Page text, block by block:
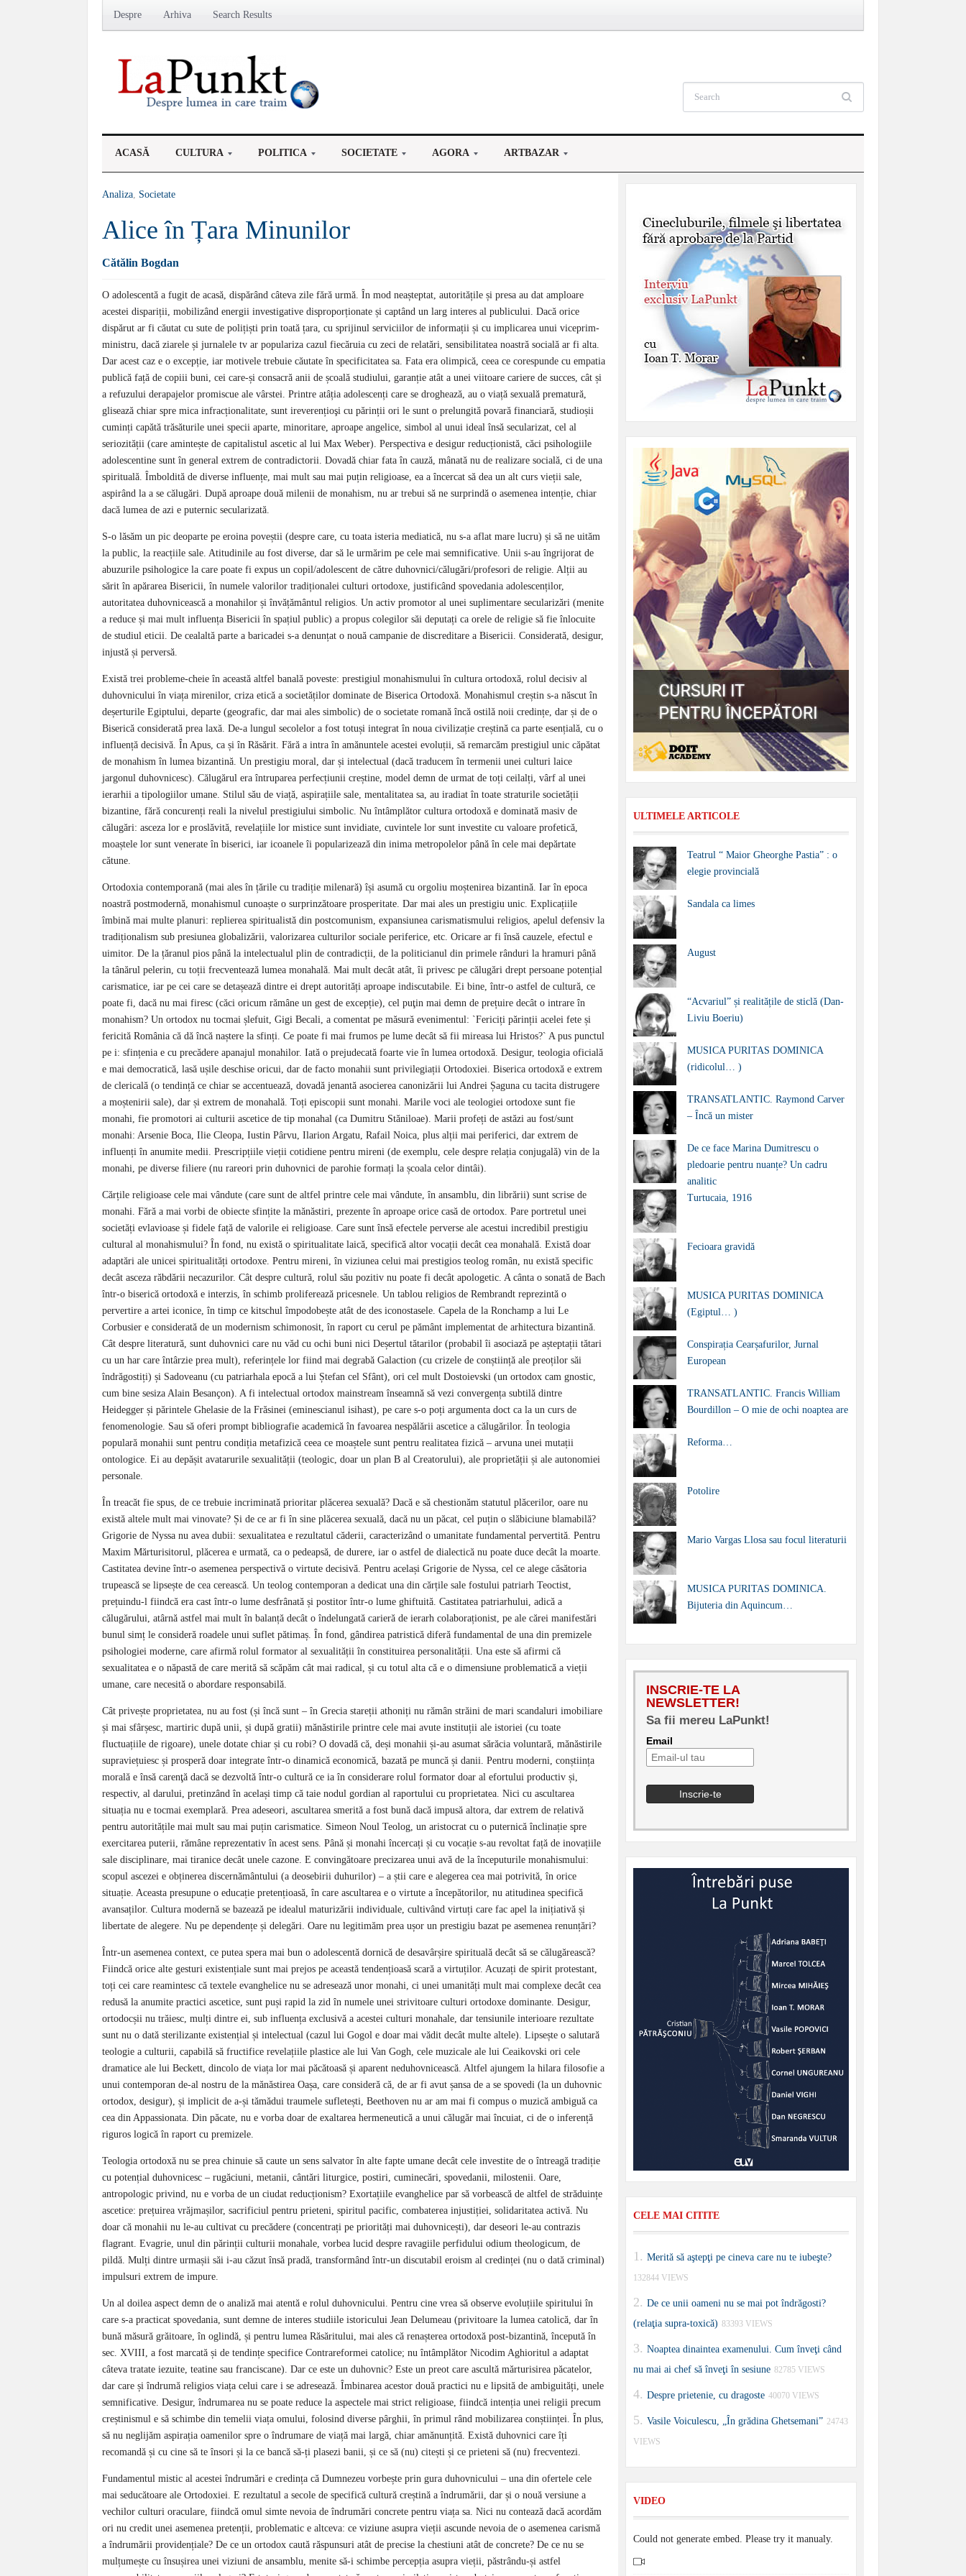
Despre Arhiva Search Results
ACASĂ CULTURA POLITICA SOCIETATE AGORA ARTBAZAR
Analiza, Societate
Alice în Țara Minunilor
Cătălin Bogdan
O adolescentă a fugit de acasă, dispărând câteva zile fără urmă. În mod neașteptat, autoritățile și presa au dat amploare
acestei dispariții, mobilizând energii investigative disproporționate și captând un larg interes al publicului. Dacă orice
dispărut ar fi căutat cu sute de polițiști prin toată țara, cu sprijinul serviciilor de informații și cu implicarea unui viceprim-
ministru, dacă ziarele și jurnalele tv ar populariza cazul fiecăruia cu zeci de relatări, sensibilitatea noastră socială ar fi alta.
Dar acest caz e o excepție, iar motivele trebuie căutate în specificitatea sa. Fata era olimpică, ceea ce corespunde cu empatia
publică față de copiii buni, cei care-și consacră anii de școală studiului, garanție atât a unei viitoare cariere de succes, cât și
a refuzului derapajelor promiscue ale vârstei. Printre atâția adolescenți care se droghează, au o viață sexuală prematură,
glisează chiar spre mica infracționalitate, sunt ireverențioşi cu părinții ori le sunt o prelungită povară financiară, studioșii
cuminți capătă trăsăturile unei specii aparte, minoritare, aproape angelice, simbol al unui ideal însă secularizat, cel al
seriozității (care amintește de capitalistul ascetic al lui Max Weber). Perspectiva e desigur reducționistă, căci psihologiile
adolescentine sunt în general extrem de contradictorii. Dovadă chiar fata în cauză, mânată nu de realizare socială, ci de una
spirituală. Îmboldită de diverse influențe, mai mult sau mai puțin religioase, ea a încercat să dea un alt curs vieții sale,
aspirând la a se călugări. După aproape două milenii de monahism, nu ar trebui să ne surprindă o asemenea intenție, chiar
dacă lumea de azi e puternic secularizată.
S-o lăsăm un pic deoparte pe eroina poveștii (despre care, cu toata isteria mediatică, nu s-a aflat mare lucru) și să ne uităm
la public, la reacțiile sale. Atitudinile au fost diverse, dar să le urmărim pe cele mai semnificative. Unii s-au îngrijorat de
abuzurile psihologice la care poate fi expus un copil/adolescent de către duhovnici/călugări/profesori de religie. Alții au
sărit în apărarea Bisericii, în numele valorilor tradiționalei culturi ortodoxe, justificând spovedania adolescenților,
autoritatea duhovnicească a monahilor și învățământul religios. Un activ promotor al unei suplimentare secularizări (menite
a reduce și mai mult influența Bisericii în spațiul public) a propus colegilor săi deputați ca orele de religie să fie înlocuite
de studiul eticii. De cealaltă parte a baricadei s-a denunțat o nouă campanie de discreditare a Bisericii. Considerată, desigur,
injustă și perversă.
Există trei probleme-cheie în această altfel banală poveste: prestigiul monahismului în cultura ortodoxă, rolul decisiv al
duhovnicului în viața mirenilor, criza etică a societăților dominate de Biserica Ortodoxă. Monahismul creștin s-a născut în
deșerturile Egiptului, departe (geografic, dar mai ales simbolic) de o societate romană încă ostilă noii credințe, dar și de o
Biserică considerată prea laxă. De-a lungul secolelor a fost totuși integrat în noua civilizație creștină ca parte esențială, cu o
influență decisivă. În Apus, ca și în Răsărit. Fără a intra în amănuntele acestei evoluții, să remarcăm prestigiul unic căpătat
de monahism în lumea bizantină. Un prestigiu moral, dar și intelectual (dacă traducem în termenii unei culturi laice
jargonul duhovnicesc). Călugărul era întruparea perfecțiunii creștine, model demn de urmat de toți ceilalți, vârf al unei
ierarhii a tipologiilor umane. Stilul său de viață, aspirațiile sale, mentalitatea sa, au iradiat în toate straturile societății
bizantine, fără concurenți reali la nivelul prestigiului simbolic. Nu întâmplător cultura ortodoxă e dominată masiv de
călugări: asceza lor e proslăvită, revelațiile lor mistice sunt invidiate, cuvintele lor sunt investite cu valoare profetică,
moaștele lor sunt venerate în biserici, iar icoanele îi popularizează din inima metropolelor până în cele mai depărtate
cătune.
Ortodoxia contemporană (mai ales în țările cu tradiție milenară) își asumă cu orgoliu moștenirea bizantină. Iar în epoca
noastră postmodernă, monahismul cunoaște o surprinzătoare prosperitate. Dar mai ales un prestigiu unic. Explicațiile
îmbină mai multe planuri: replierea spiritualistă din postcomunism, expansiunea carismatismului religios, apelul defensiv la
tradiționalism sub presiunea globalizării, valorizarea culturilor sociale periferice, etc. Oricare ar fi însă cauzele, efectul e
uimitor. De la țăranul pios până la intelectualul plin de contradicții, de la politicianul din primele rânduri la hramuri până
la tânărul pelerin, cu toții frecventează lumea monahală. Mai mult decât atât, îi privesc pe călugări drept persoane potențial
carismatice, iar pe cei care se detașează dintre ei drept autorități aproape indiscutabile. Ei bine, într-o astfel de cultură, ce
poate fi, dacă nu mai firesc (căci oricum rămâne un gest de excepție), cel puţin mai demn de prețuire decât o intrare în
monahism? Un ortodox nu tocmai șlefuit, Gigi Becali, a comentat pe măsură evenimentul: `Fericiți părinții acelei fete și
fericită România că dă încă naștere la sfinți. Ce poate fi mai frumos pe lume decât să fii mireasa lui Hristos?` A pus punctul
pe i: sfințenia e cu precădere apanajul monahilor. Iată o prejudecată foarte vie în lumea ortodoxă. Desigur, teologia oficială
e mai democratică, lasă ușile deschise oricui, dar de facto monahii sunt privilegiații Ortodoxiei. Biserica ortodoxă e extrem
de clericală (o tendință ce chiar se accentuează, dovadă jenantă asocierea canonizării lui Andrei Șaguna cu tacita distrugere
a moștenirii sale), dar și extrem de monahală. Toți episcopii sunt monahi. Marile voci ale teologiei ortodoxe sunt fie
monahi, fie promotori ai culturii ascetice de tip monahal (ca Dumitru Stăniloae). Marii profeți de astăzi au fost/sunt
monahi: Arsenie Boca, Ilie Cleopa, Iustin Pârvu, Ilarion Argatu, Rafail Noica, plus alții mai periferici, dar extrem de
influenți în anumite medii. Prescripțiile vieții cotidiene pentru mireni (de exemplu, cele despre relația conjugală) vin de la
monahi, pe diverse filiere (nu rareori prin duhovnici de parohie formați la școala celor dintâi).
Cărțile religioase cele mai vândute (care sunt de altfel printre cele mai vândute, în ansamblu, din librării) sunt scrise de
monahi. Fără a mai vorbi de obiecte sfințite la mănăstiri, prezente în aproape orice casă de ortodox. Pare portretul unei
societăți evlavioase și fidele față de valorile ei religioase. Care sunt însă efectele perverse ale acestui incredibil prestigiu
cultural al monahismului? În fond, nu există o spiritualitate laică, specifică altor vocații decât cea monahală. Există doar
adaptări ale unicei spiritualități ortodoxe. Pentru mireni, în viziunea celui mai prestigios teolog român, nu există specific
decât asceza răbdării necazurilor. Cât despre cultură, rolul său pozitiv nu poate fi decât apologetic. A cânta o sonată de Bach
într-o biserică ortodoxă e interzis, în schimb proliferează pricesnele. Un tablou religios de Rembrandt reprezintă o
pervertire a artei iconice, în timp ce kitschul împodobește atât de des iconostasele. Capela de la Ronchamp a lui Le
Corbusier e considerată de un modernism schimonosit, în raport cu cerul pe pământ implementat de arhitectura bizantină.
Cât despre literatură, sunt duhovnici care nu văd cu ochi buni nici Deșertul tătarilor (probabil îi asociază pe așteptații tătari
cu un har care întârzie prea mult), referințele lor fiind mai degrabă Galaction (cu crizele de conștiință ale preoților săi
îndrăgostiți) și Sadoveanu (cu patriarhala epocă a lui Ștefan cel Sfânt), ori cel mult Dostoievski (un ortodox cam gnostic,
cum bine sesiza Alain Besanҫon). A fi intelectual ortodox mainstream înseamnă să vezi convergența subtilă dintre
Heidegger și părintele Ghelasie de la Frăsinei (eminescianul isihast), pe care s-o poți argumenta doct ca la un curs de
fenomenologie. Sau să oferi prompt bibliografie academică în favoarea nespălării ascetice a călugărilor. În teologia
populară monahii sunt pentru condiția metafizică ceea ce moaștele sunt pentru realitatea fizică – arvuna unei mutații
ontologice. Ei au depășit avatarurile sexualității (teologic, doar un plan B al Creatorului), ale proprietății și ale autonomiei
personale.
În treacăt fie spus, de ce trebuie incriminată prioritar plăcerea sexuală? Dacă e să chestionăm statutul plăcerilor, oare nu
există altele mult mai vinovate? Și de ce ar fi în sine plăcerea sexuală, dacă nu un păcat, cel puțin o slăbiciune blamabilă?
Grigorie de Nyssa nu avea dubii: sexualitatea e rezultatul căderii, caracterizând o umanitate fundamental pervertită. Pentru
Maxim Mărturisitorul, plăcerea e urmată, ca o pedeapsă, de durere, iar o astfel de dialectică nu poate duce decât la moarte.
Castitatea devine într-o asemenea perspectivă o virtute decisivă. Pentru același Grigorie de Nyssa, cel ce alege căsătoria
trupească se lipsește de cea cerească. Un teolog contemporan a dedicat una din cărțile sale fostului patriarh Teoctist,
prețuindu-l fiindcă era cast într-o lume desfrânată și postitor într-o lume ghiftuită. Castitatea patriarhului, adică a
călugărului, atârnă astfel mai mult în balanță decât o îndelungată carieră de ierarh colaboraționist, pe ale cărei manifestări
bunul simț le consideră roadele unui suflet pătimaș. În fond, gândirea patristică diferă fundamental de una din premizele
psihologiei moderne, care afirmă rolul formator al sexualității în constituirea personalității. Una este să afirmi că
sexualitatea e o năpastă de care merită să scăpăm cât mai radical, și cu totul alta că e o dimensiune problematică a vieții
umane, care necesită o abordare responsabilă.
Cât privește proprietatea, nu au fost (și încă sunt – în Grecia stareții athoniți nu rămân străini de mari scandaluri imobiliare
și mai sfârșesc, martiric după unii, și după gratii) mănăstirile printre cele mai avute instituții ale istoriei (cu toate
fluctuațiile de rigoare), unele dotate chiar și cu robi? O dovadă că, deși monahii și-au asumat sărăcia voluntară, mănăstirile
supraviețuiesc și prosperă doar integrate într-o dinamică economică, bazată pe muncă și danii. Pentru moderni, conștiința
morală e însă carenţă dacă se dezvoltă într-o cultură ce ia în considerare rolul formator doar al efortului productiv și,
respectiv, al darului, pretinzând în același timp că taie nodul gordian al raportului cu proprietatea. Nici cu ascultarea
situația nu e tocmai exemplară. Prea adeseori, ascultarea smerită a fost bună dacă impusă altora, dar extrem de relativă
pentru autoritățile mai mult sau mai puțin carismatice. Simeon Noul Teolog, un aristocrat cu o puternică înclinație spre
exercitarea puterii, rămâne reprezentativ în acest sens. Până și monahi încercați și cu vocație s-au revoltat față de inovațiile
sale disciplinare, mai tiranice decât unele cazone. E convingătoare precizarea unui avă de la începuturile monahismului:
scopul ascezei e obținerea discernământului (a deosebirii duhurilor) – a știi care e alegerea cea mai potrivită, în orice
situație. Aceasta presupune o educație pretențioasă, în care ascultarea e o virtute a începătorilor, nu atitudinea specifică
avansaților. Cultura modernă se bazează pe idealul maturizării individuale, cultivând virtuți care fac apel la inițiativă și
libertate de alegere. Nu pe dependențe și delegări. Oare nu legitimăm prea ușor un prestigiu bazat pe asemenea renunțări?
Într-un asemenea context, ce putea spera mai bun o adolescentă dornică de desavârșire spirituală decât să se călugărească?
Fiindcă orice alte gesturi existențiale sunt mai prejos pe această tendențioasă scară a virtuților. Acuzați de spirit protestant,
toți cei care reamintesc că textele evanghelice nu se adresează unor monahi, ci unei umanități mult mai complexe decât cea
redusă la anumite practici ascetice, sunt puși rapid la zid în numele unei strivitoare culturi ortodoxe dominante. Desigur,
ortodocșii nu trăiesc, mulți dintre ei, sub influența exclusivă a acestei culturi monahale, dar tensiunile interioare rezultate
sunt nu o dată sterilizante existențial și intelectual (cazul lui Gogol e doar mai vădit decât multe altele). Lipsește o salutară
teologie a culturii, capabilă să fructifice revelațiile plastice ale lui Van Gogh, cele muzicale ale lui Ceaikovski ori cele
dramatice ale lui Beckett, dincolo de viața lor mai păcătoasă și aparent neduhovnicească. Altfel ajungem la hilara filosofie a
unui contemporan de-al nostru de la mănăstirea Oașa, care consideră că, de ar fi avut șansa de a se spovedi (la un duhovnic
ortodox, desigur), și implicit de a-și tămădui traumele sufletești, Beethoven nu ar am mai fi compus o muzică ambiguă ca
cea din Appassionata. Din păcate, nu e vorba doar de exaltarea hermeneutică a unui călugăr mai încuiat, ci de o inferență
riguros logică în raport cu premizele.
Teologia ortodoxă nu se prea chinuie să caute un sens salvator în alte fapte umane decât cele investite de o întreagă tradiție
cu potențial duhovnicesc – rugăciuni, metanii, cântări liturgice, postiri, cuminecări, spovedanii, milostenii. Oare,
antropologic privind, nu e vorba de un ciudat reducționism? Exortațiile evanghelice par să vorbească de altfel de străduințe
ascetice: prețuirea vrăjmașilor, sacrificiul pentru prieteni, spiritul pacific, combaterea injustiției, solidaritatea activă. Nu
doar că monahii nu le-au cultivat cu precădere (concentrați pe priorități mai duhovnicești), dar deseori le-au contrazis
flagrant. Evagrie, unul din părinții culturii monahale, vorbea lucid despre ravagiile perfidului odium theologicum, de
pildă. Mulți dintre urmașii săi i-au căzut însă pradă, transformând într-un discutabil eroism al credinței (nu o dată criminal)
impulsuri extrem de impure.
Un al doilea aspect demn de o analiză mai atentă e rolul duhovnicului. Pentru cine vrea să observe evoluțiile spiritului în
care s-a practicat spovedania, sunt demne de interes studiile istoricului Jean Delumeau (privitoare la lumea catolică, dar în
bună măsură grăitoare, în oglindă, și pentru lumea Răsăritului, mai ales că renașterea ortodoxă post-bizantină, începută în
sec. XVIII, a fost marcată și de tendințe specifice Contrareformei catolice; nu întâmplător Nicodim Aghioritul a adaptat
câteva tratate iezuite, teatine sau franciscane). Dar ce este un duhovnic? Este un preot care ascultă mărturisirea păcatelor,
dar care și îndrumă religios viața celui care i se adresează. Îmbinarea acestor două practici nu e lipsită de ambiguități, unele
semnificative. Desigur, îndrumarea nu se poate reduce la aspectele mai strict religioase, fiindcă intenția unei religii precum
creștinismul e să schimbe din temelii viața omului, folosind diverse pârghii, în primul rând mobilizarea conștiinței. În plus,
să nu neglijăm aspirația oamenilor spre o îndrumare de viață mai largă, chiar amănunțită. Există duhovnici care îți
recomandă și cu cine să te însori și la ce bancă să-ți plasezi banii, și ce să (nu) citești și ce prieteni să (nu) frecventezi.
Fundamentul mistic al acestei îndrumări e credința că Dumnezeu vorbește prin gura duhovnicului – una din ofertele cele
mai seducătoare ale Ortodoxiei. E rezultatul a secole de specifică cultură creștină a îndrumării, dar și o nouă versiune a
vechilor culturi oraculare, fiindcă omul simte nevoia de îndrumări concrete pentru viața sa. Nici nu contează dacă acordăm
ori nu credit unei asemenea pretenții, problematic e altceva: ce viziune asupra vieții ascunde nevoia de o asemenea carismă
a îndrumării providențiale? De ce un ortodox caută răspunsuri atât de precise la chestiuni atât de concrete? De ce nu se
mulțumește cu însușirea unei viziuni de ansamblu, menite să-i schimbe percepția asupra vieții, păstrându-și astfel
ULTIMELE ARTICOLE
Teatrul “ Maior Gheorghe Pastia” : o
elegie provincială
Sandala ca limes
August
“Acvariul” și realitățile de sticlă (Dan-
Liviu Boeriu)
MUSICA PURITAS DOMINICA
(ridicolul… )
TRANSATLANTIC. Raymond Carver
– Încă un mister
De ce face Marina Dumitrescu o
pledoarie pentru nuanțe? Un cadru
analitic
Turtucaia, 1916
Fecioara gravidă
MUSICA PURITAS DOMINICA
(Egiptul… )
Conspirația Cearșafurilor, Jurnal
European
TRANSATLANTIC. Francis William
Bourdillon – O mie de ochi noaptea are
Reforma…
Potolire
Mario Vargas Llosa sau focul literaturii
MUSICA PURITAS DOMINICA.
Bijuteria din Aquincum…
INSCRIE-TE LA
NEWSLETTER!
Sa fii mereu LaPunkt!
Email
CELE MAI CITITE
Merită să aştepţi pe cineva care nu te iubeşte?
132844 VIEWS
De ce unii oameni nu se mai pot îndrăgosti?
(relaţia supra-toxică) 83393 VIEWS
Noaptea dinaintea examenului. Cum înveţi când
nu mai ai chef să înveţi în sesiune 82785 VIEWS
Despre prietenie, cu dragoste 40070 VIEWS
Vasile Voiculescu, „În grădina Ghetsemani” 24743
VIEWS
VIDEO
Could not generate embed. Please try it manualy.